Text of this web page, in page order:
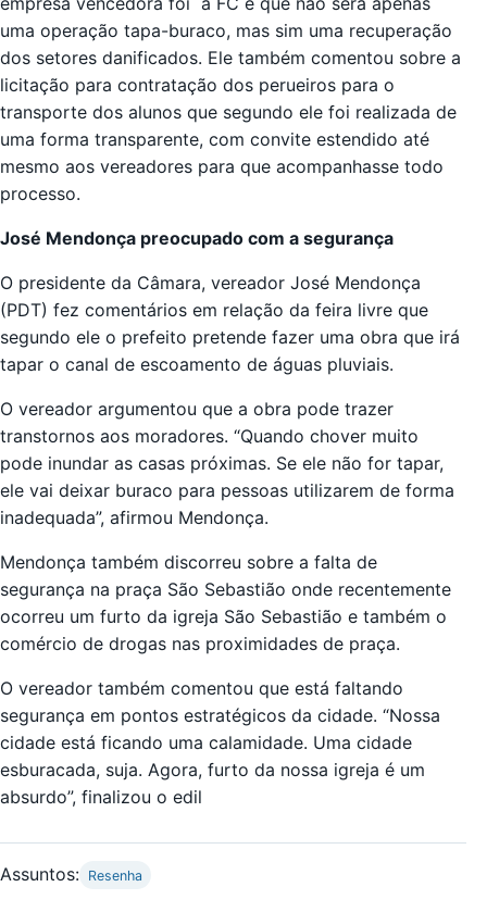
uma operação tapa-buraco, mas sim uma recuperação
dos setores danificados. Ele também comentou sobre a
licitação para contratação dos perueiros para o
transporte dos alunos que segundo ele foi realizada de
uma forma transparente, com convite estendido até
mesmo aos vereadores para que acompanhasse todo
processo.
José Mendonça preocupado com a segurança
O presidente da Câmara, vereador José Mendonça
(PDT) fez comentários em relação da feira livre que
segundo ele o prefeito pretende fazer uma obra que irá
tapar o canal de escoamento de águas pluviais.
O vereador argumentou que a obra pode trazer
transtornos aos moradores. “Quando chover muito
pode inundar as casas próximas. Se ele não for tapar,
ele vai deixar buraco para pessoas utilizarem de forma
inadequada”, afirmou Mendonça.
Mendonça também discorreu sobre a falta de
segurança na praça São Sebastião onde recentemente
ocorreu um furto da igreja São Sebastião e também o
comércio de drogas nas proximidades de praça.
O vereador também comentou que está faltando
segurança em pontos estratégicos da cidade. “Nossa
cidade está ficando uma calamidade. Uma cidade
esburacada, suja. Agora, furto da nossa igreja é um
absurdo”, finalizou o edil
Assuntos: Resenha